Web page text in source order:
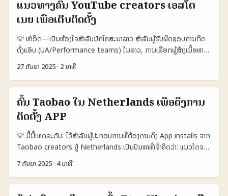
CPA €0.50 (organic pin traffic) €2.5 (paid influencer) €1.8
(streamer promo) ⏱️ Evergreen High — pins persist
Medium — posts age Low-Medium — live decay ຕາຕະລາງ
ປະກອບເປັນການບອກວ່າ Pinterest ເປັນຈຸດເຂົ້າຫຼັກ (evergreen) ທີ່
ສາມາດ driving traffic ໄດ້ຕໍ່ເນື່ອງ, ແຕ່ເພື່ອຮັບຜົນດີສໍາລັບ installs ຈອງ
ໃຫ້ມີການປະສົບງານລະຫວ່າງ streamer ແລະ local creators ເພື່ອປັບ
CPA ແລະ conversion. ...
trending (ອ້າງອີງຈາກຂ່າວທີ່ລາຍງານກ່ອນໜ້າວ່າ Xiaohongshu ຖືກຕິດຕໍ່
ເພາະບັນຫາການຄວບຄຸມເນື້ອຫາ), ແລະມີການປອດໄພທາງກົດໝາຍທີ່ຕ້ອງ
ເກີດ Xiaohongshu ການຖືກຕິດແນະແນະ). ນີ້ແມ່ນຄຳແນະນຳຊັດທີ່ຈະຊ່ວຍ
ທ່ານດຶງຜູ້ສ້າງຈາກຈີນມາເຮັດການຕິດຕັ້ງ APP ໃນລາວ — ຈາກການຄົ້ນແບບ
ທົ່ວໂລກ, ການກວດສອບຄຣີເອເຕ່ອ, ແລະການອອກແຜນການ UA ຂັ້ນສູງ. 📊
ຈີນ 🧩 Metric Douyin Xiaohongshu Clubhouse-like Rooms
👥 Monthly Active 700.000.000 300.000.000 5.000.000 📈
Typical Conversion to Install 1.2% 0.9% 2.5% 💰 Avg
Creator Fee (per campaign) ₭3.500.000 ₭2.200.000
₭4.000.000 🛠️ Platform Tools for UA Has ad APIs & live
shopping Explore + e‑commerce Manual invites, audio
rooms ⚠️ Regulatory Sensitivity Medium High (recent
oversight) Low–Medium ຕາຕະລາງດັ່ງເຫຼົ່າເປັນການຄ່ານໍາທົ່ວໄປ:
Douyin ມີລັກສະນະຂອງການຂະຫຍາຍແລະໂຕລະພັນສູງ, Xiaohongshu ມີ
ຄວາມເຂັ້ມງວດໃນການຄວບຄຸມເນື້ອຫາ (ອ້າງອີງຈາກຂ່າວ) ແລະ
ແນວທາງຄົ້ນ YouTube creators ເອສໂຕ
ເນຍ ເພື່ອເຕີບຕິດຕັ້ງ
💡 ທຳອິດ—ເປັນຫ້ອງໃຈສຳລັບນັກໂຄສະນາລາວ ສຳລັບຜູ້ຮັບຜິດຊອບການຕິດ
ຕັ້ງແອັບ (UA/Performance teams) ໃນລາວ, ການເລືອກຜູ້ສ້າງເນື້ອຫາ
YouTube ຈາກເອສໂຕເນຍສາມາດເປັນແນວທາງໜຶ່ງທີ່ດີ — ແນະນໍາເນື້ອຫາເຊິ່ງ
ມີ audiences ຕ່ຳ ແລະການເຂົ້າເຖິງທີ່ອຸ່ນເຂົ້າກັບມາດຕະຖານໂຄສະນາ
mobile. ແຕ່ບໍ່ທັງໝົດຜູ້ສ້າງຈໍານວນນ້ອຍ, ຕ້ອງຮູ້ວິທີຄົ້ນ, ປະເມີນ, ແລະ
ທົດສອບປະສົບການກັບການຕິດຕັ້ງແອັບ. ພວກເຮົາຈະພາທ່ານຜ່ານຂັ້ນຕອນຈິງ:
ວິທີຄົ້ນຫາ creators ຕົວເລືອກ, ການປະເມີນຄວາມສົມດຸນ, ແລະແນວທາງການ
ຈ່າຍເງິນເພື່ອຂັບການຕິດຕັ້ງຢ່າງມີປະຫ益 — ທັງທີ່ຍັງຮັບປະສົບການຈາກຂ່າວແລະ
ການສ່ອງເຫັນອອນໄລນໃນເອສໂຕເນຍ (AP/Tallinn). 📊 ຕາຕະລາງ Data
Snapshot (ການເລືອກແລະຜົນກະທົບ) 🧩 Metric Local Estonian
YouTubers International Streamers Paid Creator
Networks 👥 Monthly Active 250.000 1.200.000 800.000 📈
€12 €30 €20 🕒 Typical Campaign Lead Time 2–3 ອາທິດ 1–2
27 ກັນຍາ 2025· 2 ນາທີ
ຄົ້ນ Taobao ໃນ Netherlands ເພື່ອດຶງການ
ຕິດຕັ້ງ APP
💡 ມື້ນີ້ເຫດລະດັບ: ໄວ້ສຳລັບຜູ້ປະກອບການທີ່ຕ້ອງການດຶງ App installs ຈາກ
Taobao creators ຢູ່ Netherlands ເປັນປັນຫາທີ່ເຈົ້າຄິດວ່າ: ແນວໃດຈະ
ຫາ “Taobao creators” ຢູ່ Netherlands ເພື່ອຂັບຄວາມສໍາເລັດຂອງການ
ຕິດຕັ້ງ APP? ບໍ່ແມ່ນແຕ່ເປັນການຫາ influencer ທົ່ວໆ — ມັນແມ່ນການ
ຄົ້ນຫາໃນ niche, ການເຂົ້າໃຈການຄືນຂອງຜູ້ໃຊ້ທີ່ມາຈາກຊາດຕ່າງປະເທດ, ແລະ
ການຕັ້ງ KPI ທີ່ສະຫລຸບໄດ້. ສະເລີຍສັງເກດ: Taobao ແລະ livestream
7 ກັນຍາ 2025· 4 ນາທີ